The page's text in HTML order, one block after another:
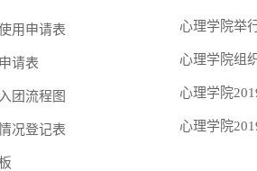
用申请表
请表
团流程图
况登记表
心理学院举
心理学院组
心理学院
心理学院